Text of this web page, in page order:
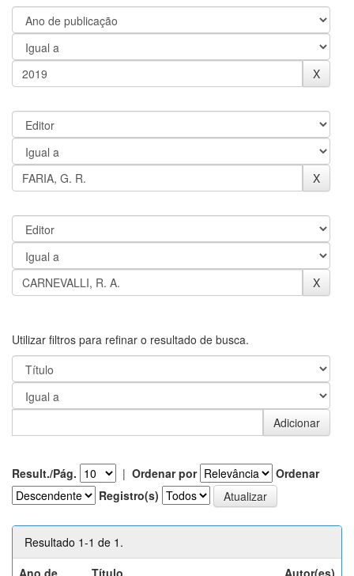
Utilizar filtros para refinar o resultado de busca.
Result./Pág. | Ordenar por
Ordenar
Registro(s)
Resultado 1-1 de 1.
Ano de
Título Autor(es)